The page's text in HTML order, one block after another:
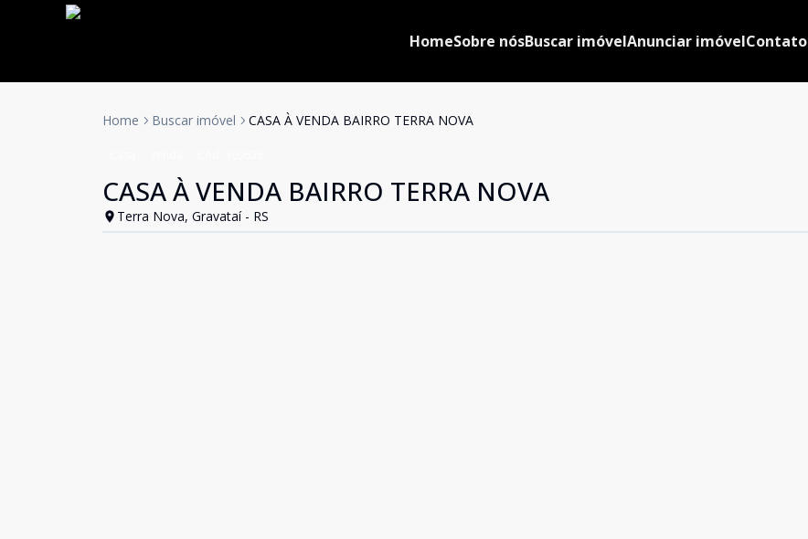
HomeSobre nósBuscar imóvelAnunciar imóvelContato
Home Buscar imóvel CASA À VENDA BAIRRO TERRA NOVA
CASA À VENDA BAIRRO TERRA NOVA
Terra Nova, Gravataí - RS